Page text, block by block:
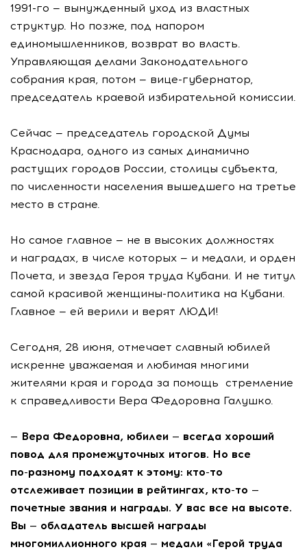
1991-го — вынужденный уход из властных
структур. Но позже, под напором
единомышленников, возврат во власть.
Управляющая делами Законодательного
собрания края, потом — вице-губернатор,
председатель краевой избирательной комиссии.
Сейчас — председатель городской Думы
Краснодара, одного из самых динамично
растущих городов России, столицы субъекта,
по численности населения вышедшего на третье
место в стране.
Но самое главное — не в высоких должностях
и наградах, в числе которых — и медали, и орден
Почета, и звезда Героя труда Кубани. И не титул
самой красивой женщины-политика на Кубани.
Главное — ей верили и верят ЛЮДИ!
Сегодня, 28 июня, отмечает славный юбилей
искренне уважаемая и любимая многими
жителями края и города за помощь стремление
к справедливости Вера Федоровна Галушко.
— Вера Федоровна, юбилеи — всегда хороший
повод для промежуточных итогов. Но все
по-разному подходят к этому: кто-то
отслеживает позиции в рейтингах, кто-то —
почетные звания и награды. У вас все на высоте.
Вы — обладатель высшей награды
многомиллионного края — медали «Герой труда